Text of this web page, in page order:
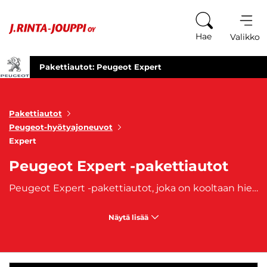
Hae Valikko
Pakettiautot: Peugeot Expert
Pakettiautot
Peugeot-hyötyajoneuvot
Expert
Peugeot Expert -pakettiautot
Peugeot Expert -pakettiautot, joka on kooltaan hieman pienempi kuin Peugeot Boxer. Expert -automalli on ollut valmistuksessa vuodesta 1995 lähtien. Turvallinen hyötyajoneuvo on tilava kokoisekseen ja se tunnetaan kestävyydestään - auto on saanut täydet viisi tähteä kolaritestistä. J. Rinta-Joupilta ostat käytetyt, aiemmin omistuksessa olleet Peugeot Expert -vaihtoautot. Autoihin on saatavilla edullinen
Näytä lisää